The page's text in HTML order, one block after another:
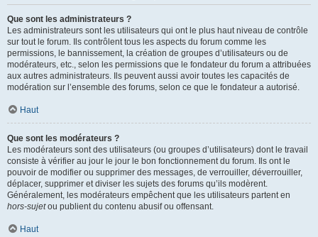
Que sont les administrateurs ?
Les administrateurs sont les utilisateurs qui ont le plus haut niveau de contrôle
sur tout le forum. Ils contrôlent tous les aspects du forum comme les
permissions, le bannissement, la création de groupes d’utilisateurs ou de
modérateurs, etc., selon les permissions que le fondateur du forum a attribuées
aux autres administrateurs. Ils peuvent aussi avoir toutes les capacités de
modération sur l’ensemble des forums, selon ce que le fondateur a autorisé.
Haut
Que sont les modérateurs ?
Les modérateurs sont des utilisateurs (ou groupes d’utilisateurs) dont le travail
consiste à vérifier au jour le jour le bon fonctionnement du forum. Ils ont le
pouvoir de modifier ou supprimer des messages, de verrouiller, déverrouiller,
déplacer, supprimer et diviser les sujets des forums qu’ils modèrent.
Généralement, les modérateurs empêchent que les utilisateurs partent en
hors-sujetou publient du contenu abusif ou offensant.
Haut